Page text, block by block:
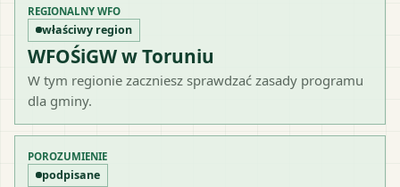
REGIONALNY WFO
właściwy region
WFOŚiGW w Toruniu
W tym regionie zaczniesz sprawdzać zasady programu
dla gminy.
POROZUMIENIE
podpisane